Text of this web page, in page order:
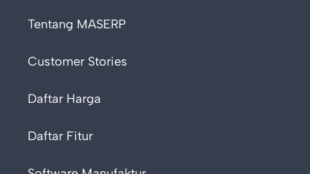
Tentang MASERP
Customer Stories
Daftar Harga
Daftar Fitur